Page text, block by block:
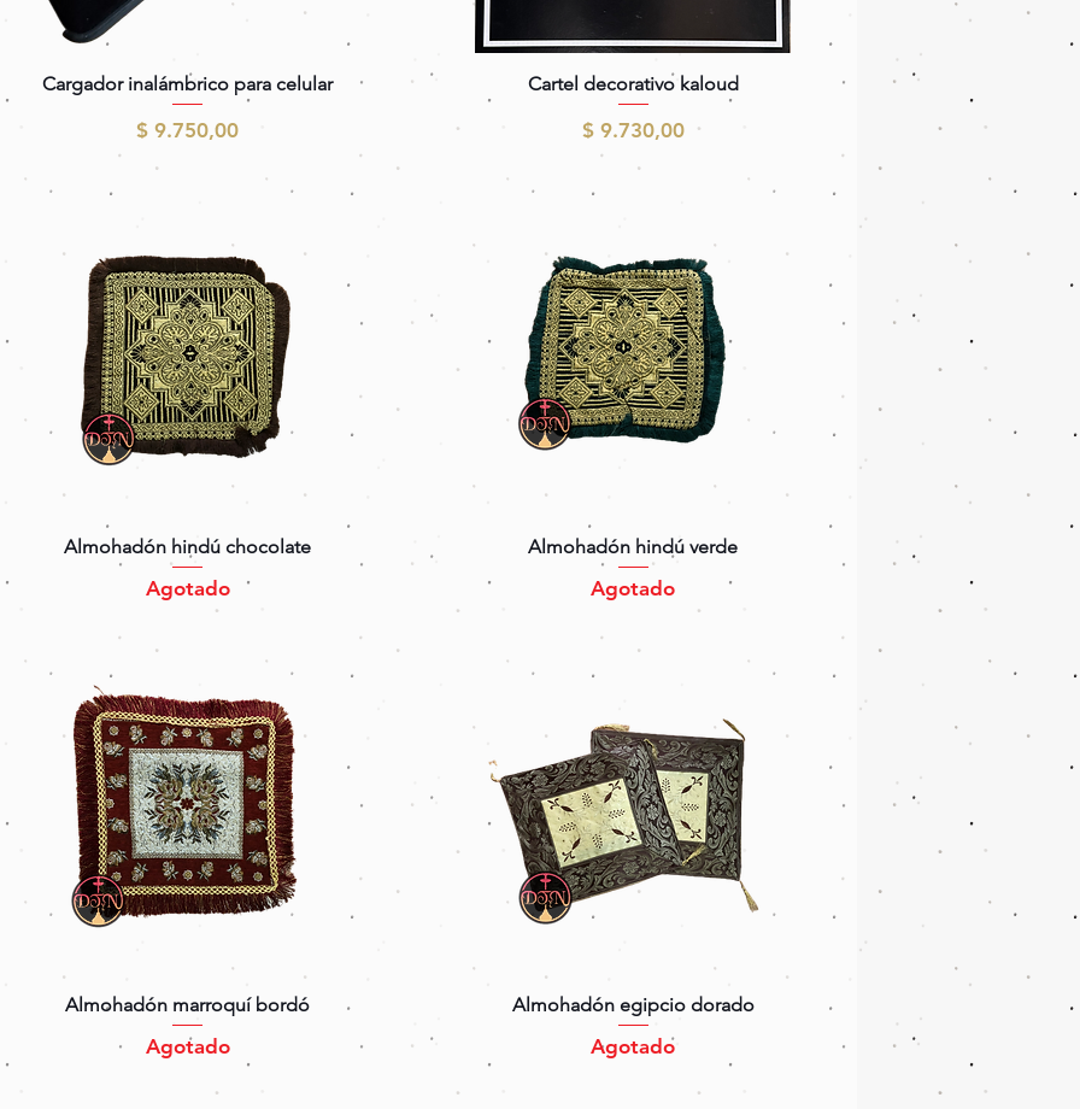
Vista rápida
Cargador inalámbrico para celular
Precio
$ 9.750,00
Vista rápida
Cartel decorativo kaloud
Precio
$ 9.730,00
Vista rápida
Almohadón hindú chocolate
Agotado
Vista rápida
Almohadón hindú verde
Agotado
Vista rápida
Almohadón marroquí bordó
Agotado
Vista rápida
Almohadón egipcio dorado
Agotado